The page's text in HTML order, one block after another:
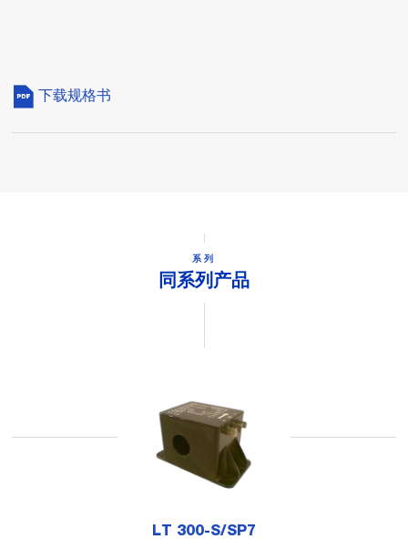
下载规格书
系列
同系列产品
LT 300-S/SP7